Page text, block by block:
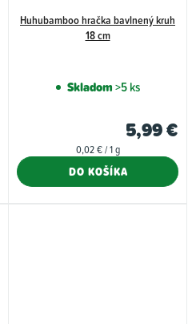
Huhubamboo hračka bavlnený kruh
18 cm
Skladom>5 ks
5,99 €
Jednotková
0,02 € / 1 g
DO KOŠÍKA